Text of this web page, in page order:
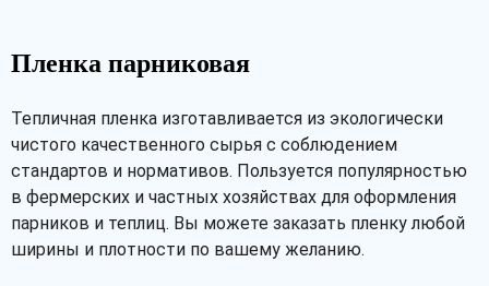
Пленка парниковая
Тепличная пленка изготавливается из экологически
чистого качественного сырья с соблюдением
стандартов и нормативов. Пользуется популярностью
в фермерских и частных хозяйствах для оформления
парников и теплиц. Вы можете заказать пленку любой
ширины и плотности по вашему желанию.